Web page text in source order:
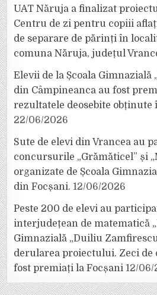
UAT Năruja a finalizat
Centru de zi pentru copiii
de separare de părinți în
comuna Năruja, județul
Elevii de la Școala Gimnazială
din Câmpineanca au fost
rezultatele deosebite obținute
22/06/2026
Sute de elevi din Vrancea au
concursurile „Grămăticel” și
organizate de Școala
din Focșani. 12/06/2026
Peste 200 de elevi au
interjudețean de matematică
Gimnazială „Duiliu
derularea proiectului. Zeci de
fost premiați la Focșani 12/06/